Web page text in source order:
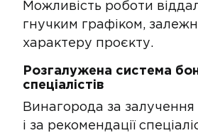
Можливість роботи
гнучким графіком,
характеру проєкту.
Розгалужена система
спеціалістів​​
​Винагорода за залучення
і за рекомендації